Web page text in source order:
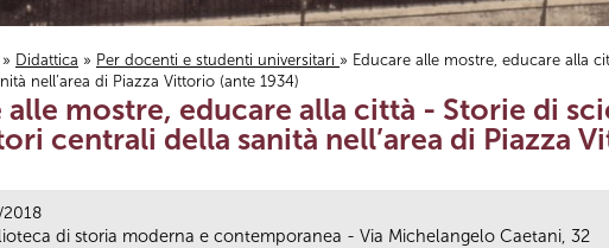
» Didattica » Per docenti e studenti universitari » Educare alle mostre, educare alla
nell’area di Piazza Vittorio (ante 1934)
alle mostre, educare alla città - Storie di
centrali della sanità nell’area di Piazza
di storia moderna e contemporanea - Via Michelangelo Caetani, 32